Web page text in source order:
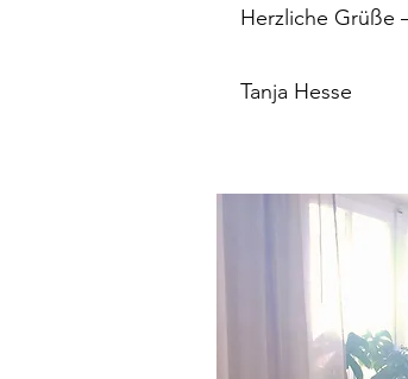
Herzliche Grüße
Tanja Hesse